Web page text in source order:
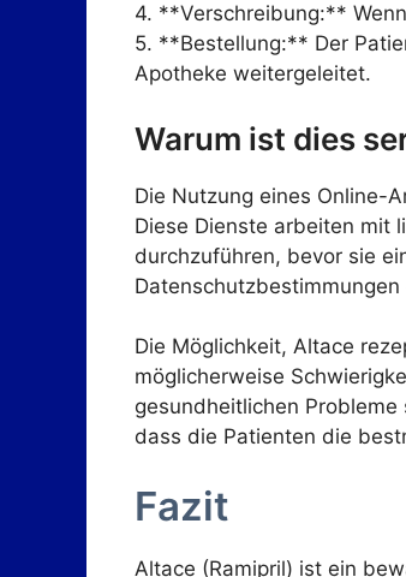
4. **Verschreibung:**
5. **Bestellung:** Der
Apotheke weitergeleitet.
Warum ist dies
Die Nutzung eines Online-
Diese Dienste arbeiten mit
durchzuführen, bevor sie
Die Möglichkeit, Altace
möglicherweise
gesundheitlichen
dass die Patienten die
Fazit
Altace (Ramipril) ist ein